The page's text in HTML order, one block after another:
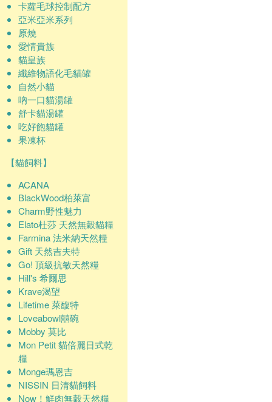
卡蘿毛球控制配方
亞米亞米系列
原燒
愛情貴族
貓皇族
纖維物語化毛貓罐
自然小貓
吶一口貓湯罐
舒卡貓湯罐
吃好飽貓罐
果凍杯
【貓飼料】
ACANA
BlackWood柏萊富
Charm野性魅力
Elato杜莎 天然無穀貓糧
Farmina 法米納天然糧
Gift 天然吉夫特
Go! 頂級抗敏天然糧
Hill's 希爾思
Krave渴望
Lifetime 萊馥特
Loveabowl囍碗
Mobby 莫比
Mon Petit 貓倍麗日式乾
糧
Monge瑪恩吉
NISSIN 日清貓飼料
Now！鮮肉無穀天然糧